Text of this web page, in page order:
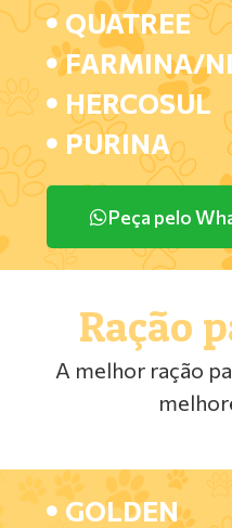
QUATREE
FARMINA/
HERCOSUL
PURINA
Peça pelo
Ração
A melhor ração
GOLDEN